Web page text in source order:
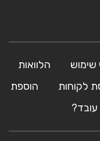
שימוש
הלוואות
לקוחות
הוספת
עובד?